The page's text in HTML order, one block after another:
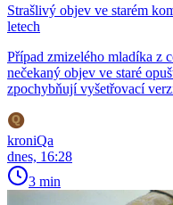
Strašlivý objev ve starém
letech
Případ zmizelého mladíka z
nečekaný objev ve staré
zpochybňují vyšetřovací
kroniQa
dnes, 16:28
3 min